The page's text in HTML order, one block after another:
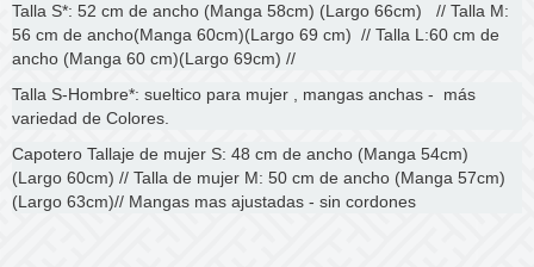
Talla S*: 52 cm de ancho (Manga 58cm) (Largo 66cm) // Talla M:
56 cm de ancho(Manga 60cm)(Largo 69 cm) // Talla L:60 cm de
ancho (Manga 60 cm)(Largo 69cm) //
Talla S-Hombre*: sueltico para mujer , mangas anchas - más
variedad de Colores.
Capotero Tallaje de mujer S: 48 cm de ancho (Manga 54cm)
(Largo 60cm) // Talla de mujer M: 50 cm de ancho (Manga 57cm)
(Largo 63cm)// Mangas mas ajustadas - sin cordones